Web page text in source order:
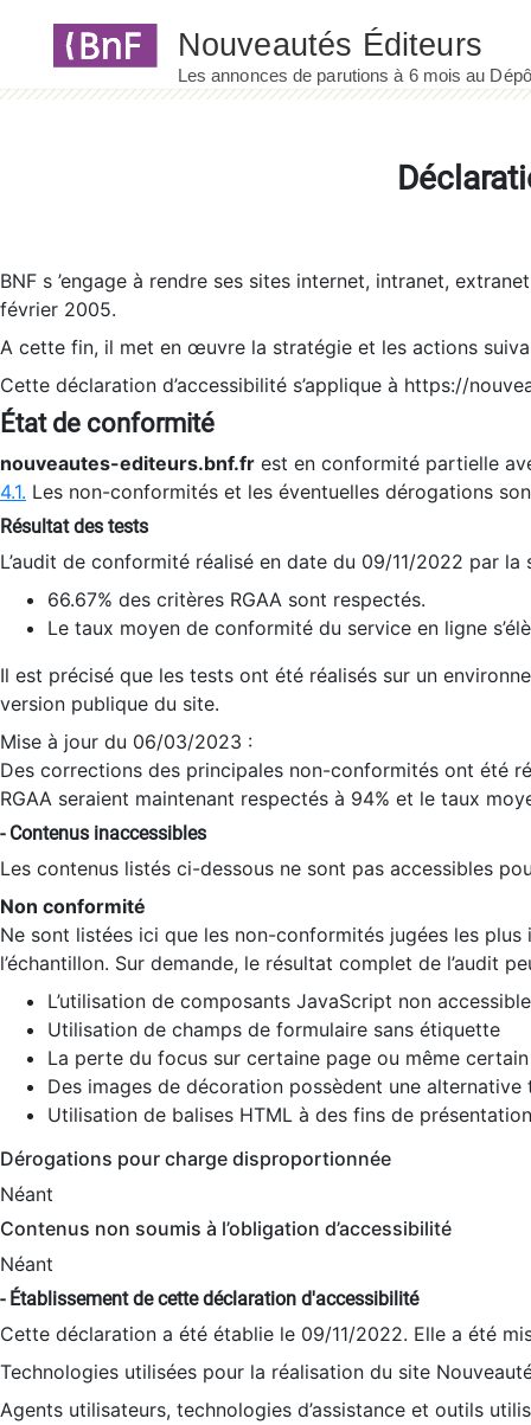
BNF s ’engage à rendre ses sites internet, intranet,
février 2005.
A cette fin, il met en œuvre la stratégie et les actions
Cette déclaration d’accessibilité s’applique à https://
État de conformité
nouveautes-editeurs.bnf.fr est en conformité partielle
4.1. Les non-conformités et les éventuelles dérogations
Résultat des tests
L’audit de conformité réalisé en date du 09/11/2022 par
66.67% des critères RGAA sont respectés.
Le taux moyen de conformité du service en ligne
Il est précisé que les tests ont été réalisés sur un
version publique du site.
Mise à jour du 06/03/2023 :
Des corrections des principales non-conformités ont été
RGAA seraient maintenant respectés à 94% et le taux
- Contenus inaccessibles
Les contenus listés ci-dessous ne sont pas accessibles
Non conformité
Ne sont listées ici que les non-conformités jugées les
l’échantillon. Sur demande, le résultat complet de l’audit
L’utilisation de composants JavaScript non
Utilisation de champs de formulaire sans étiquette
La perte du focus sur certaine page ou même
Des images de décoration possèdent une alternative
Utilisation de balises HTML à des fins de
Dérogations pour charge disproportionnée
Néant
Contenus non soumis à l’obligation d’accessibilité
Néant
- Établissement de cette déclaration d'accessibilité
Cette déclaration a été établie le 09/11/2022. Elle a été
Technologies utilisées pour la réalisation du site
Agents utilisateurs, technologies d’assistance et outils